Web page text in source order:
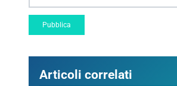
Articoli correlati